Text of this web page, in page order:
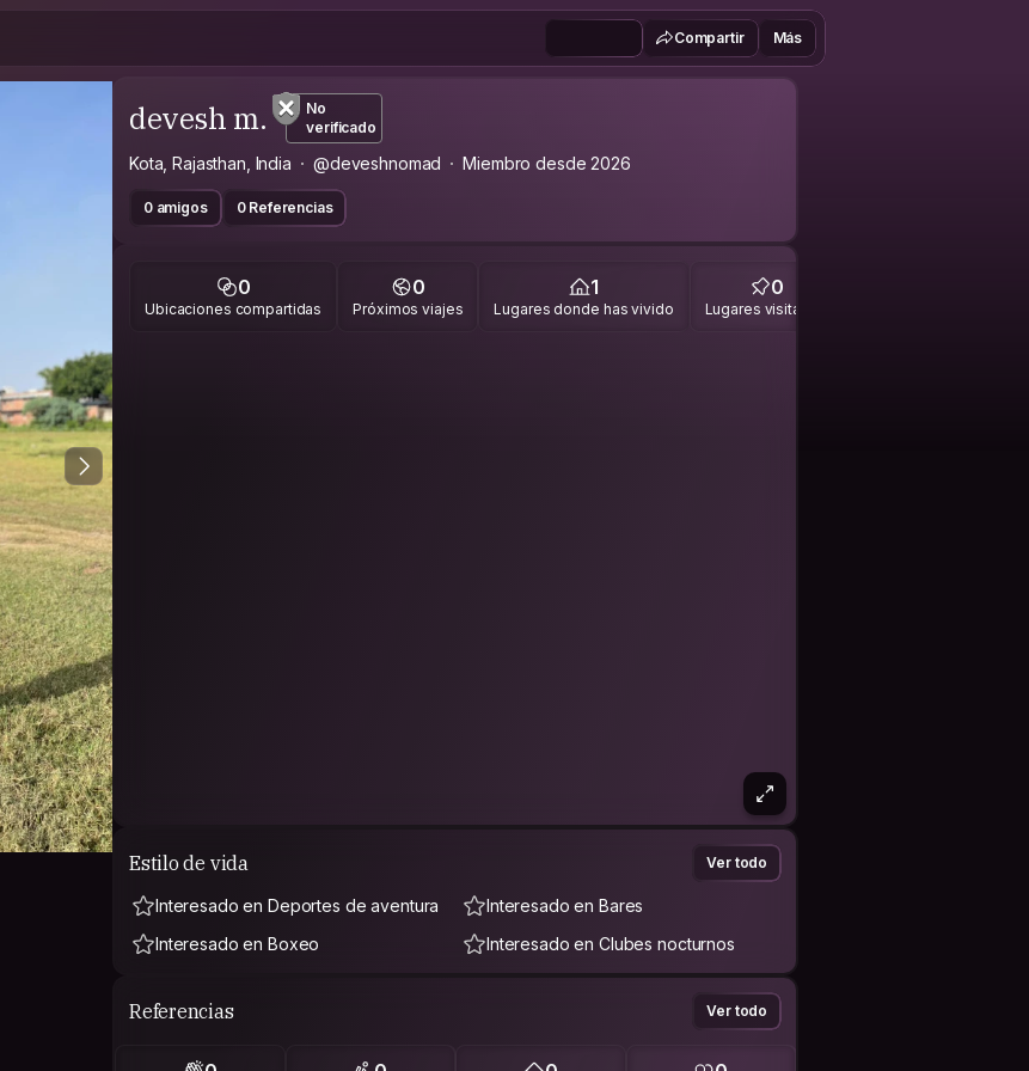
Compartir Más
devesh m.
No
verificado
Kota, Rajasthan, India @deveshnomad Miembro desde 2026
0 amigos 0 Referencias
0
Ubicaciones compartidas
0
Próximos viajes
1
Lugares donde has vivido
0
Lugares visitados
Estilo de vida Ver todo
Interesado en Deportes de aventura
Interesado en Bares
Interesado en Boxeo
Interesado en Clubes nocturnos
Referencias Ver todo